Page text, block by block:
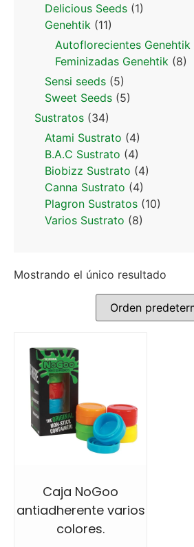
Delicious Seeds (1)
Genehtik (11)
Autoflorecientes Genehtik
Feminizadas Genehtik (8)
Sensi seeds (5)
Sweet Seeds (5)
Sustratos (34)
Atami Sustrato (4)
B.A.C Sustrato (4)
Biobizz Sustrato (4)
Canna Sustrato (4)
Plagron Sustratos (10)
Varios Sustrato (8)
Mostrando el único resultado
Caja NoGoo
antiadherente varios
colores.